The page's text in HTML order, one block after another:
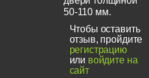
50-110 мм.
Чтобы оставить
отзыв, пройдите
регистрацию
или войдите на
сайт